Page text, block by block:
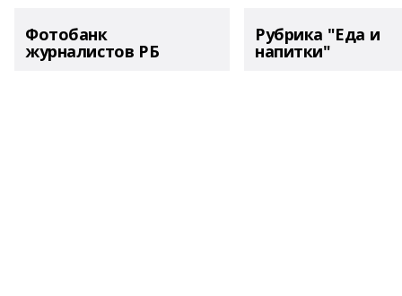
Фотобанк
журналистов РБ
Рубрика "Еда и
напитки"